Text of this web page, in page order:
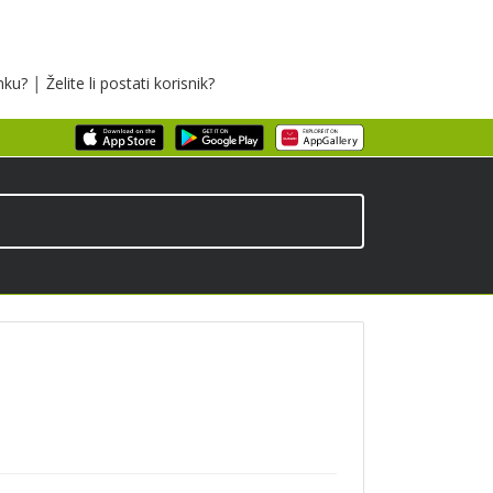
| Želite li postati korisnik?